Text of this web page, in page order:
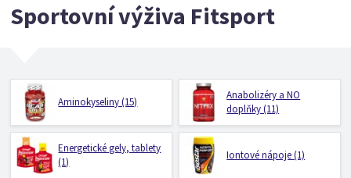
Sportovní výživa Fitsport
Aminokyseliny (15)
Anabolizéry a NO
doplňky (11)
Energetické gely, tablety
(1)
Iontové nápoje (1)